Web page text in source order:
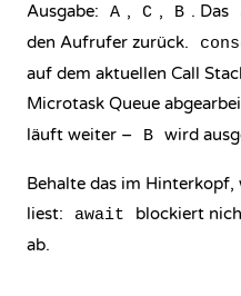
Ausgabe: A , C , B . Das
den Aufrufer zurück.
auf dem aktuellen Call
Microtask Queue
läuft weiter – B wird
Behalte das im Hinterkopf,
liest:
await
blockiert
ab.